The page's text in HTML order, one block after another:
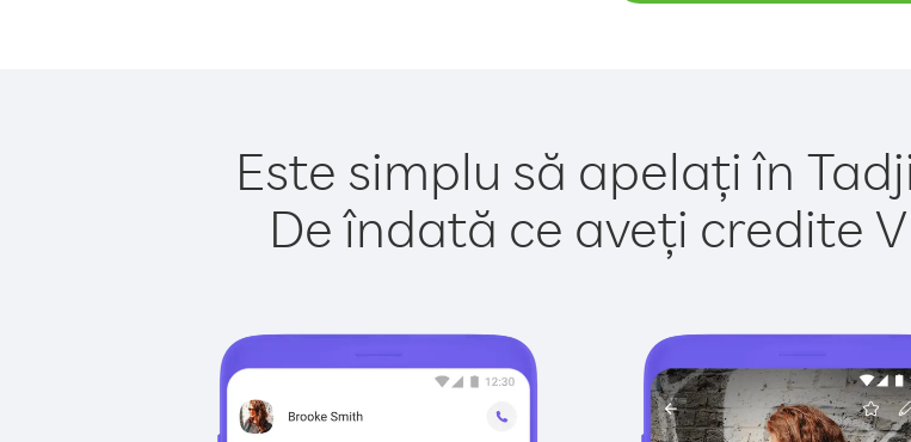
Este simplu să apelați în
De îndată ce aveți credite